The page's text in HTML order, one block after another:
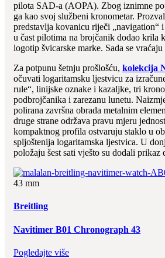
pilota SAD-a (AOPA). Zbog iznimne
ga kao svoj službeni kronometar.
predstavlja kovanicu riječi „navigation“ i
u čast pilotima na brojčanik dodao krila
logotip švicarske marke. Sada se
Za potpunu šetnju prošlošću, kolekcija
očuvati logaritamsku ljestvicu za
rule“, linijske oznake i kazaljke, tri
podbrojčanika i zarezanu lunetu.
polirana završna obrada metalnim
druge strane održava pravu mjeru
kompaktnog profila ostvaruju staklo u
spljoštenija logaritamska ljestvica. U
položaju šest sati vješto su dodali prikaz
43 mm
Breitling
Navitimer B01 Chronograph 43
Pogledajte više